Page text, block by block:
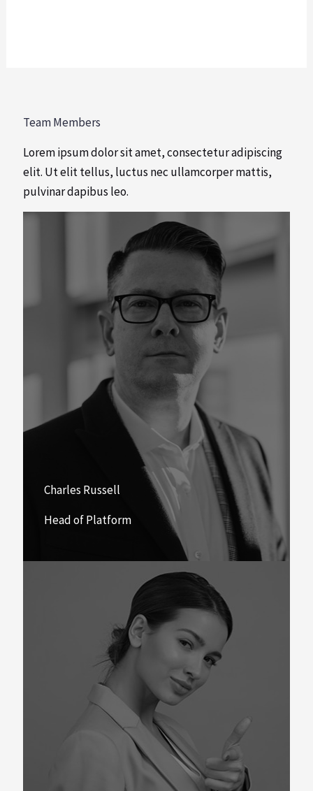
Team Members
Lorem ipsum dolor sit amet, consectetur adipiscing
elit. Ut elit tellus, luctus nec ullamcorper mattis,
pulvinar dapibus leo.
Charles Russell
Head of Platform